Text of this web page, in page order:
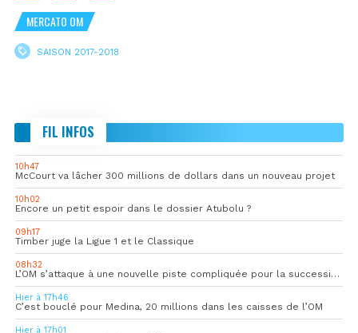
MERCATO OM
SAISON 2017-2018
FIL INFOS
10h47
McCourt va lâcher 300 millions de dollars dans un nouveau projet
10h02
Encore un petit espoir dans le dossier Atubolu ?
09h17
Timber juge la Ligue 1 et le Classique
08h32
L’OM s’attaque à une nouvelle piste compliquée pour la succession de Rulli
Hier à 17h46
C’est bouclé pour Medina, 20 millions dans les caisses de l’OM
Hier à 17h01